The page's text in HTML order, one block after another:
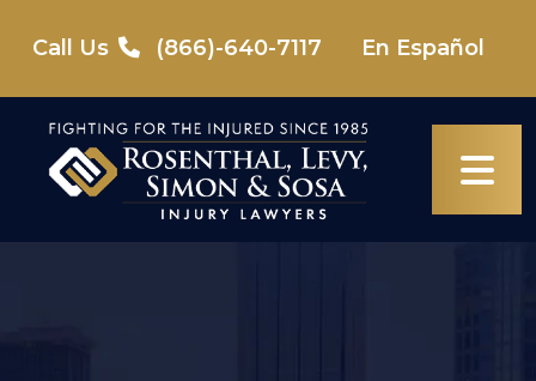
content
Call Us (866)-640-7117 En Español